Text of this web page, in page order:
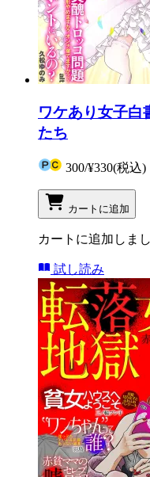
ワケあり女子
たち
300/¥330(税込)
カートに追加
カートに追加しま
試し読み